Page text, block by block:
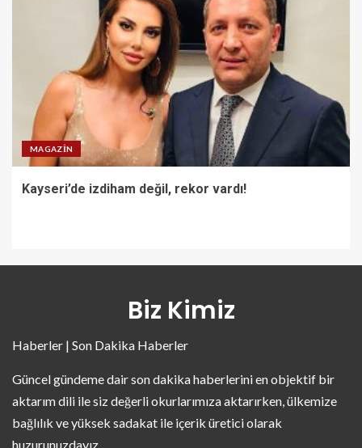
MAGAZIN
Kayseri’de izdiham değil, rekor vardı!
Biz Kimiz
Haberler | Son Dakika Haberler
Güncel gündeme dair son dakika haberlerini en objektif bir
aktarım dili ile siz değerli okurlarımıza aktarırken, ülkemize
bağlılık ve yüksek sadakat ile içerik üretici olarak
huzurunuzdayız.